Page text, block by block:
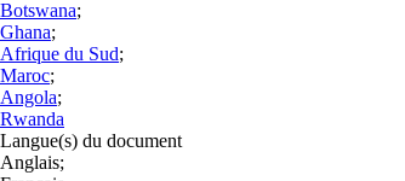
Botswana;
Ghana;
Afrique du Sud;
Maroc;
Angola;
Rwanda
Langue(s) du document
Anglais;